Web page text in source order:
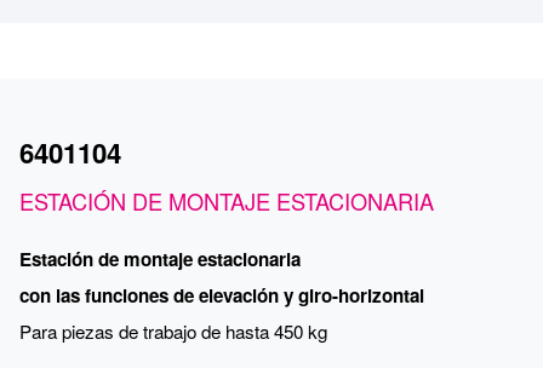
6401104
ESTACIÓN DE MONTAJE ESTACIONARIA
Estación de montaje estacionaria
con las funciones de elevación y giro-horizontal
Para piezas de trabajo de hasta 450 kg